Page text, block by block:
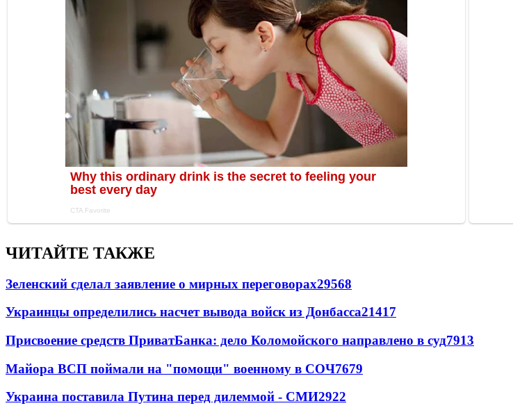
ЧИТАЙТЕ ТАКЖЕ
Зеленский сделал заявление о мирных переговорах29568
Украинцы определились насчет вывода войск из Донбасса21417
Присвоение средств ПриватБанка: дело Коломойского направлено в суд7913
Майора ВСП поймали на "помощи" военному в СОЧ7679
Украина поставила Путина перед дилеммой - СМИ2922